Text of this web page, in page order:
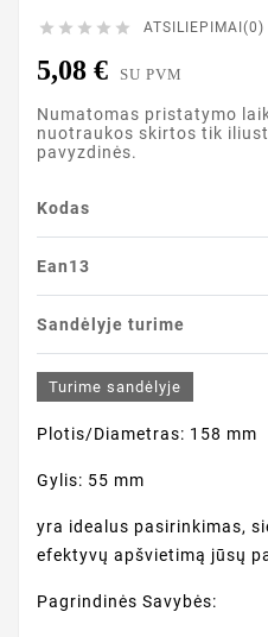
     ATSILIEPIMAI(0)
5,08 € SU PVM
Numatomas pristatymo
nuotraukos skirtos tik
pavyzdinės.
Kodas
Ean13
Sandėlyje turime
Turime sandėlyje
Plotis/Diametras: 158 mm
Gylis: 55 mm
yra idealus pasirinkimas,
efektyvų apšvietimą jūsų
Pagrindinės Savybės: